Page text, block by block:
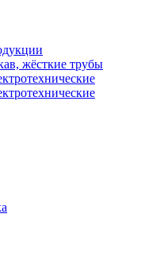
жёсткие трубы